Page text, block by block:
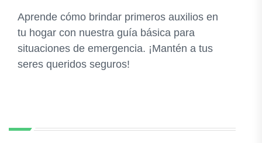
Aprende cómo brindar primeros auxilios en
tu hogar con nuestra guía básica para
situaciones de emergencia. ¡Mantén a tus
seres queridos seguros!